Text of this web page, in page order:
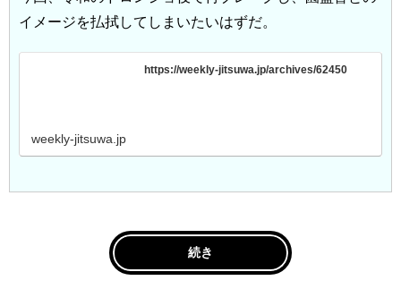
イメージを払拭してしまいたいはずだ。
https://weekly-jitsuwa.jp/archives/62450
weekly-jitsuwa.jp
続き